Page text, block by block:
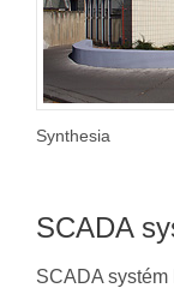
Synthesia
SCADA
SCADA